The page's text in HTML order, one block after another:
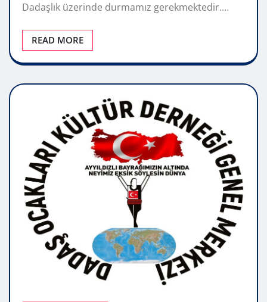
Dadaşlık üzerinde durmamız gerekmektedir.…
READ MORE